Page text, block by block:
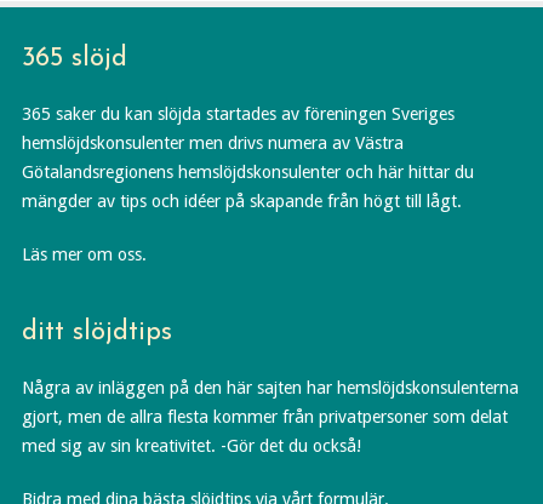
365 slöjd
365 saker du kan slöjda startades av föreningen Sveriges
hemslöjdskonsulenter men drivs numera av Västra
Götalandsregionens hemslöjdskonsulenter och här hittar du
mängder av tips och idéer på skapande från högt till lågt.
Läs mer om oss.
ditt slöjdtips
Några av inläggen på den här sajten har hemslöjdskonsulenterna
gjort, men de allra flesta kommer från privatpersoner som delat
med sig av sin kreativitet. -Gör det du också!
Bidra med dina bästa slöjdtips via vårt formulär.